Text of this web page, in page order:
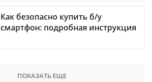
Как безопасно купить б/у
смартфон: подробная инструкция
ПОКАЗАТЬ ЕЩЕ